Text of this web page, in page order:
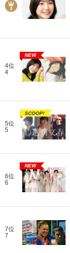
4位
4
NEW
5位
5
SCOOP!
6位
6
NEW
7位
7